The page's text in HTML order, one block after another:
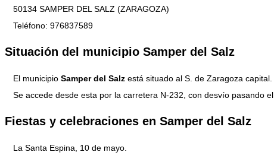
50134 SAMPER DEL SALZ (ZARAGOZA)
Teléfono: 976837589
Situación del municipio Samper del Salz
El municipio Samper del Salz está situado al S. de Zaragoza capital.
Se accede desde esta por la carretera N-232, con desvío pasando el
Fiestas y celebraciones en Samper del Salz
La Santa Espina, 10 de mayo.